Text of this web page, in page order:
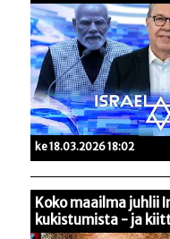
ke 18.03.2026 18:02
Koko maailma juhlii
kukistumista - ja